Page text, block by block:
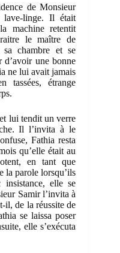
de Monsieur
lave-linge. Il était
machine retentit
le maître de
chambre et se
une bonne
ne lui avait jamais
tassées, étrange
lui tendit un verre
Il l’invita à le
Fathia resta
qu’elle était au
en tant que
la parole lorsqu’ils
insistance, elle se
Samir l’invita à
il, de la réussite de
se laissa poser
elle s’exécuta